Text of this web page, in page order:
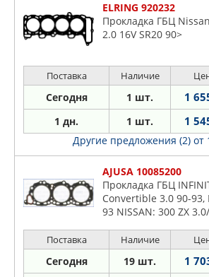
Prairie
Primastar
Primera
Pulsar
Qashqai
Rogue
Sentra
Stanza
Sylphy
Teana
Terrano
ELRING 920232
Прокладка ГБЦ
2.0 16V SR20 90>
Поставка Наличие
Сегодня 1 шт. 1
1 дн. 1 шт. 1
Другие предложения (2) от
AJUSA 10085200
Прокладка ГБЦ
Convertible 3.0 90-93,
93 NISSAN: 300 ZX
i 88-95
Поставка Наличие
Сегодня 19 шт. 1